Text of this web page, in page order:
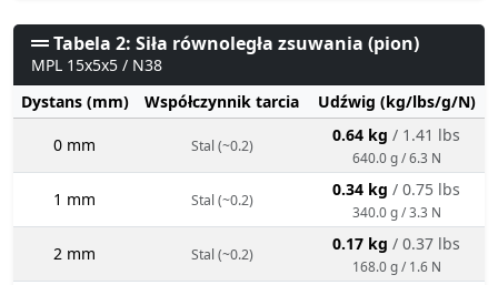
Tabela 2: Siła równoległa zsuwania (pion)
MPL 15x5x5 / N38
Dystans (mm)
Współczynnik tarcia Udźwig (kg/lbs/g/N)
0 mm Stal (~0.2)
0.64 kg / 1.41 lbs
640.0 g / 6.3 N
1 mm Stal (~0.2)
0.34 kg / 0.75 lbs
340.0 g / 3.3 N
2 mm Stal (~0.2)
0.17 kg / 0.37 lbs
168.0 g / 1.6 N